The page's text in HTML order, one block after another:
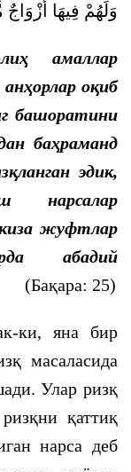
وَلَهُمْ فِيهَا
амаллар
оқиб
башоратини
баҳраманд
эдик,
нарсалар
жуфтлар
абадий
25)
яна бир
масаласида
Улар ризқ
қаттиқ
нарса деб